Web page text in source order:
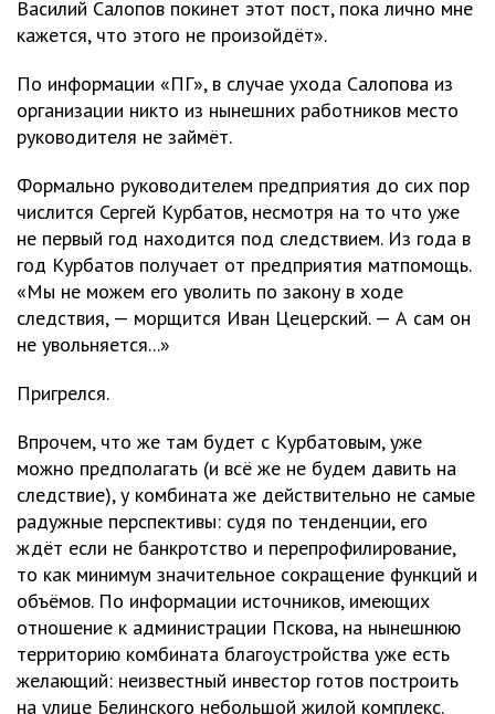
Василий Салопов покинет этот пост, пока лично мне
кажется, что этого не произойдёт».
По информации «ПГ», в случае ухода Салопова из
организации никто из нынешних работников место
руководителя не займёт.
Формально руководителем предприятия до сих пор
числится Сергей Курбатов, несмотря на то что уже
не первый год находится под следствием. Из года в
год Курбатов получает от предприятия матпомощь.
«Мы не можем его уволить по закону в ходе
следствия, — морщится Иван Цецерский. — А сам он
не увольняется...»
Пригрелся.
Впрочем, что же там будет с Курбатовым, уже
можно предполагать (и всё же не будем давить на
следствие), у комбината же действительно не самые
радужные перспективы: судя по тенденции, его
ждёт если не банкротство и перепрофилирование,
то как минимум значительное сокращение функций и
объёмов. По информации источников, имеющих
отношение к администрации Пскова, на нынешнюю
территорию комбината благоустройства уже есть
желающий: неизвестный инвестор готов построить
на улице Белинского небольшой жилой комплекс.